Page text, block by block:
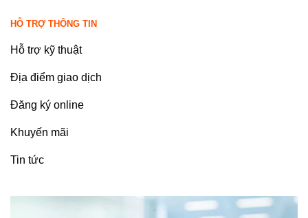
HỖ TRỢ THÔNG TIN
Hỗ trợ kỹ thuật
Địa điểm giao dịch
Đăng ký online
Khuyến mãi
Tin tức